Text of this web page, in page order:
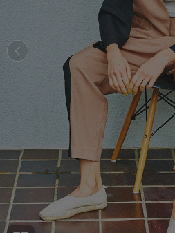
ームウェア (535)
リー (663)
ACYM
アシーム
adidas
adidas by Stella McCartney
アディダス バイ ステラマッカートニー
ALLISON BROWN
アリソンブラウン
amabro
アマブロ